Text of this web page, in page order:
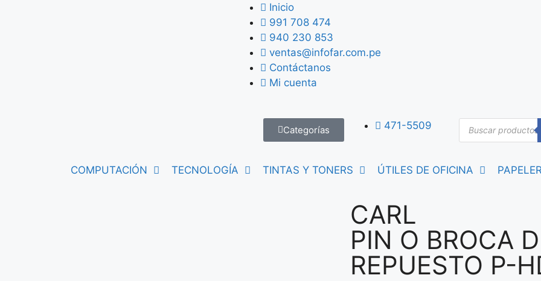
Inicio
991 708 474
940 230 853
ventas@infofar.com.pe
Contáctanos
Mi cuenta
Categorías 471-5509
COMPUTACIÓN TECNOLOGÍA TINTAS Y TONERS ÚTILES DE OFICINA
CARL
PIN O BROCA
REPUESTO P-